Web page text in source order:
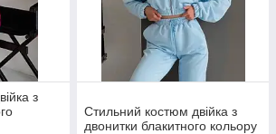
з
Стильний костюм двійка з
двонитки блакитного кольору